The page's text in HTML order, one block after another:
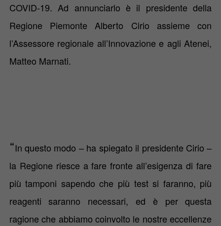
COVID-19. Ad annunciarlo è il presidente della
Regione Piemonte Alberto Cirio assieme con
l’Assessore regionale all’Innovazione e agli Atenei,
Matteo Marnati.
“In questo modo – ha spiegato il presidente Cirio –
la Regione riesce a fare fronte all’esigenza di fare
più tamponi sapendo che più test si faranno, più
reagenti saranno necessari, ed è per questa
ragione che abbiamo coinvolto le nostre eccellenze